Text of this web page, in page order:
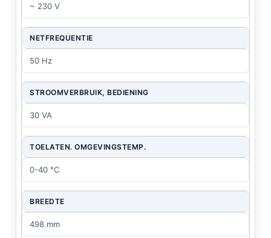
~ 230 V
NETFREQUENTIE
50 Hz
STROOMVERBRUIK, BEDIENING
30 VA
TOELATEN. OMGEVINGSTEMP.
0-40 °C
BREEDTE
498 mm